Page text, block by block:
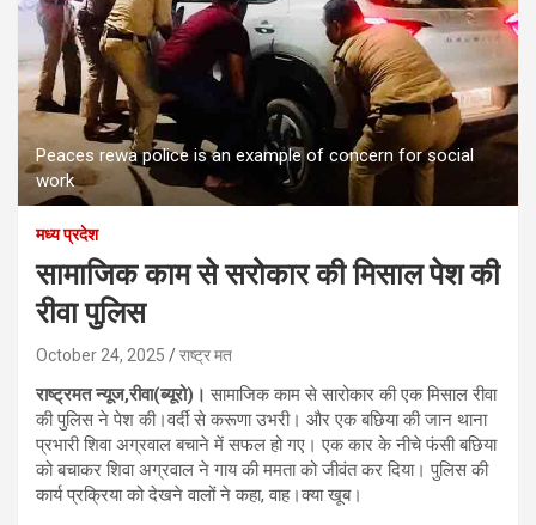
Peaces rewa police is an example of concern for social
work
मध्य प्रदेश
सामाजिक काम से सरोकार की मिसाल पेश की
रीवा पुलिस
October 24, 2025 राष्ट्र मत
राष्ट्रमत न्यूज,रीवा(ब्यूरो)। सामाजिक काम से सारोकार की एक मिसाल रीवा
की पुलिस ने पेश की।वर्दी से करूणा उभरी। और एक बछिया की जान थाना
प्रभारी शिवा अग्रवाल बचाने में सफल हो गए। एक कार के नीचे फंसी बछिया
को बचाकर शिवा अग्रवाल ने गाय की ममता को जीवंत कर दिया। पुलिस की
कार्य प्रक्रिया को देखने वालों ने कहा, वाह।क्या खूब।